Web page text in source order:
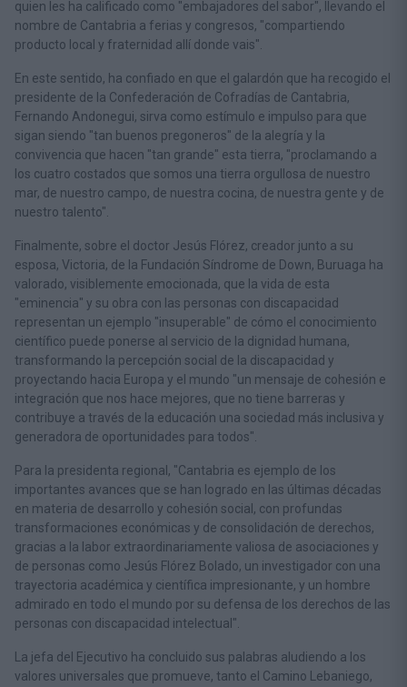
quien les ha calificado como "embajadores del sabor", llevando el
nombre de Cantabria a ferias y congresos, "compartiendo
producto local y fraternidad allí donde vais".
En este sentido, ha confiado en que el galardón que ha recogido el
presidente de la Confederación de Cofradías de Cantabria,
Fernando Andonegui, sirva como estímulo e impulso para que
sigan siendo "tan buenos pregoneros" de la alegría y la
convivencia que hacen "tan grande" esta tierra, "proclamando a
los cuatro costados que somos una tierra orgullosa de nuestro
mar, de nuestro campo, de nuestra cocina, de nuestra gente y de
nuestro talento".
Finalmente, sobre el doctor Jesús Flórez, creador junto a su
esposa, Victoria, de la Fundación Síndrome de Down, Buruaga ha
valorado, visiblemente emocionada, que la vida de esta
"eminencia" y su obra con las personas con discapacidad
representan un ejemplo "insuperable" de cómo el conocimiento
científico puede ponerse al servicio de la dignidad humana,
transformando la percepción social de la discapacidad y
proyectando hacia Europa y el mundo "un mensaje de cohesión e
integración que nos hace mejores, que no tiene barreras y
contribuye a través de la educación una sociedad más inclusiva y
generadora de oportunidades para todos".
Para la presidenta regional, "Cantabria es ejemplo de los
importantes avances que se han logrado en las últimas décadas
en materia de desarrollo y cohesión social, con profundas
transformaciones económicas y de consolidación de derechos,
gracias a la labor extraordinariamente valiosa de asociaciones y
de personas como Jesús Flórez Bolado, un investigador con una
trayectoria académica y científica impresionante, y un hombre
admirado en todo el mundo por su defensa de los derechos de las
personas con discapacidad intelectual".
La jefa del Ejecutivo ha concluido sus palabras aludiendo a los
valores universales que promueve, tanto el Camino Lebaniego,